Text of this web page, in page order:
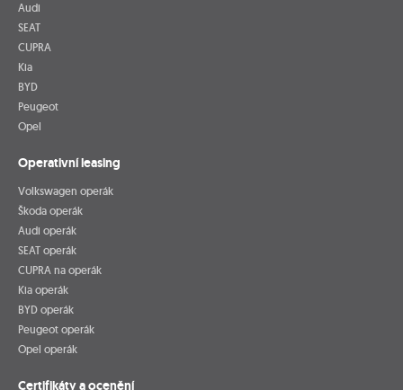
Audi
SEAT
CUPRA
Kia
BYD
Peugeot
Opel
Operativní leasing
Volkswagen operák
Škoda operák
Audi operák
SEAT operák
CUPRA na operák
Kia operák
BYD operák
Peugeot operák
Opel operák
Certifikáty a ocenění